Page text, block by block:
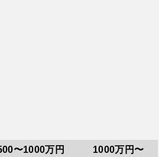
〜1000万円 1000万円〜